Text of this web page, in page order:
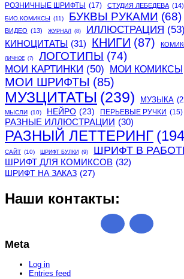
РОЗНИЧНЫЕ ШРИФТЫ (17) СТУДИЯ ЛЕБЕДЕВА (14)
БИО.КОМИКСЫ (11) БУКВЫ РУКАМИ (68)
ВИДЕО (13) ЖУРНАЛ (8) ИЛЛЮСТРАЦИЯ (53)
КИНОЦИТАТЫ (31) КНИГИ (87)
ЛИЧНОЕ (7) ЛОГОТИПЫ (74)
МОИ КАРТИНКИ (50) МОИ КОМИКСЫ
МОИ ШРИФТЫ (85)
МУЗЦИТАТЫ (239) МУЗЫКА
МЫСЛИ (10) НЕЙРО (23) ПЕРЬЕВЫЕ РУЧКИ (15)
РАЗНЫЕ ИЛЛЮСТРАЦИИ (30)
РАЗНЫЙ ЛЕТТЕРИНГ
САЙТ (10) ШРИФТ БУЛКИ (9) ШРИФТ В
ШРИФТ ДЛЯ КОМИКСОВ (32)
ШРИФТ НА ЗАКАЗ (27)
Наши контакты:
Meta
Log in
Entries feed